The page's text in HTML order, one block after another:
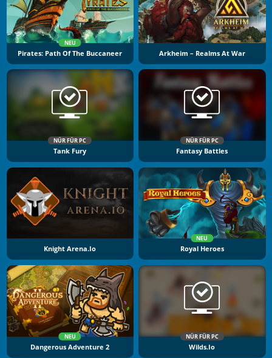
NEU
Pirates: Path Of The Buccaneer Arkheim – Realms At War
NÜR FÜR PC
Tank Fury
NÜR FÜR PC
Fantasy Battles
Knight Arena.io
NEU
Royal Heroes
NEU
Dangerous Adventure 2
NÜR FÜR PC
Wilds.io